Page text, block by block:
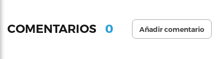
COMENTARIOS 0 Añadir comentario